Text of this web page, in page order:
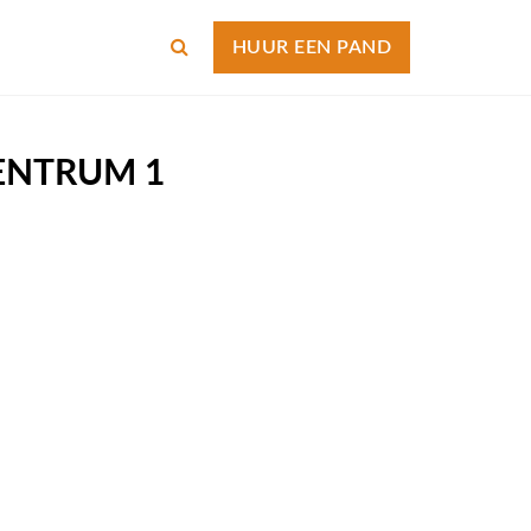
HUUR EEN PAND
1